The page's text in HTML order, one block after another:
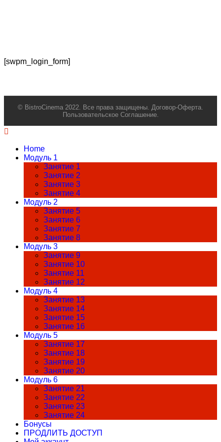
[swpm_login_form]
© BistroCinema 2022. Все права защищены. Договор-Оферта.
Пользовательское Соглашение.
Home
Модуль 1
Занятие 1
Занятие 2
Занятие 3
Занятие 4
Модуль 2
Занятие 5
Занятие 6
Занятие 7
Занятие 8
Модуль 3
Занятие 9
Занятие 10
Занятие 11
Занятие 12
Модуль 4
Занятие 13
Занятие 14
Занятие 15
Занятие 16
Модуль 5
Занятие 17
Занятие 18
Занятие 19
Занятие 20
Модуль 6
Занятие 21
Занятие 22
Занятие 23
Занятие 24
Бонусы
ПРОДЛИТЬ ДОСТУП